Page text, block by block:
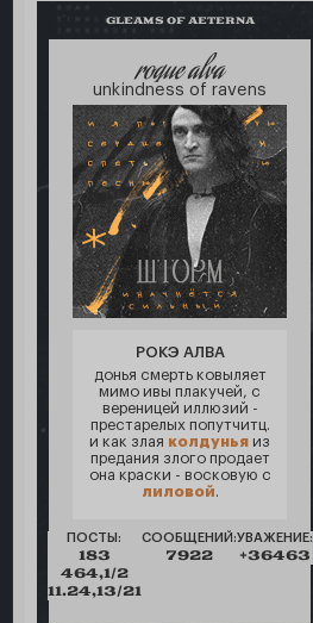
GLEAMS OF AETERNA
roque alva
unkindness of ravens
РОКЭ АЛВА
донья смерть ковыляет
мимо ивы плакучей, с
вереницей иллюзий -
престарелых попутчитц.
и как злая колдунья из
предания злого продает
она краски - восковую с
лиловой
ПОСТЫ:
183
464,1/2
11.24,13/21
СООБЩЕНИЙ:
7922
УВАЖЕНИЕ:
+36463